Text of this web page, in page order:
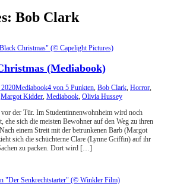
Bob Clark
(Mediabook)
2020Mediabook4 von 5 Punkten, Bob Clark, Horror,
Margot Kidder, Mediabook, Olivia Hussey
vor der Tür. Im Studentinnenwohnheim wird noch
ehe sich die meisten Bewohner auf den Weg zu ihren
einem Streit mit der betrunkenen Barb (Margot
sich die schüchterne Clare (Lynne Griffin) auf ihr
zu packen. Dort wird […]